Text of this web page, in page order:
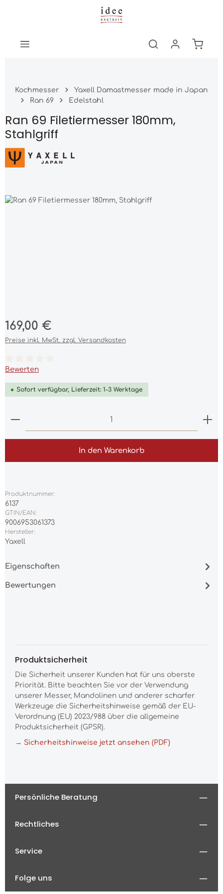
Zum Hauptinhalt springen
Kochmesser
Yaxell Damastmesser made in Japan
Ran 69
Edelstahl
Ran 69 Filetiermesser 180mm,
Stahlgriff
Bildergalerie überspringen
Regulärer Preis:
169,00 €
Preise inkl. MwSt. zzgl. Versandkosten
Durchschnittliche Bewertung von 0 von 5 Sternen
Bewerten
Sofort verfügbar, Lieferzeit: 1-3 Werktage
Produkt Anzahl: Gib den gewünschten Wert
In den Warenkorb
Produktnummer:
6137
GTIN/EAN:
9006953061373
Hersteller:
Yaxell
Eigenschaften
Bewertungen
Produktsicherheit
Die Sicherheit unserer Kunden hat für uns oberste
Priorität. Bitte beachten Sie vor der Verwendung
unserer Messer, Mandolinen und anderer scharfer
Werkzeuge die Sicherheitshinweise gemäß der EU-
Verordnung (EU) 2023/988 über die allgemeine
Produktsicherheit (GPSR).
→ Sicherheitshinweise jetzt ansehen (PDF)
Persönliche Beratung
Rechtliches
Service
Folge uns